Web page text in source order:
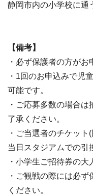
静岡市内の小学校に通
【備考】
・必ず保護者の方がお
・1回のお申込みで児
可能です。
・ご応募多数の場合
了承ください。
・ご当選者のチケッ
当日スタジアムでの引
・小学生ご招待券の大
・ご観戦の際には必
ください。